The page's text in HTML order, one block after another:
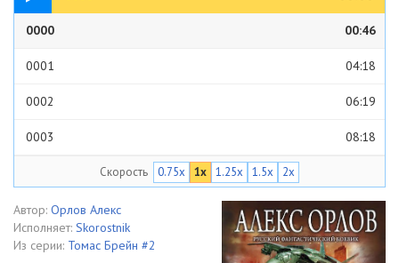
0000 00:46
0001 04:18
0002 06:19
0003 08:18
0005 06:53
0006 05:50
Скорость 0.75x 1x 1.25x 1.5x 2x
Автор: Орлов Алекс
Исполняет: Skorostnik
Из серии: Томас Брейн #2